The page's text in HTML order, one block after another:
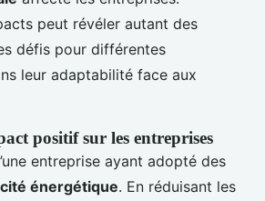
peut révéler autant des
défis pour différentes
leur adaptabilité face aux
positif sur les entreprises
entreprise ayant adopté des
énergétique. En réduisant les